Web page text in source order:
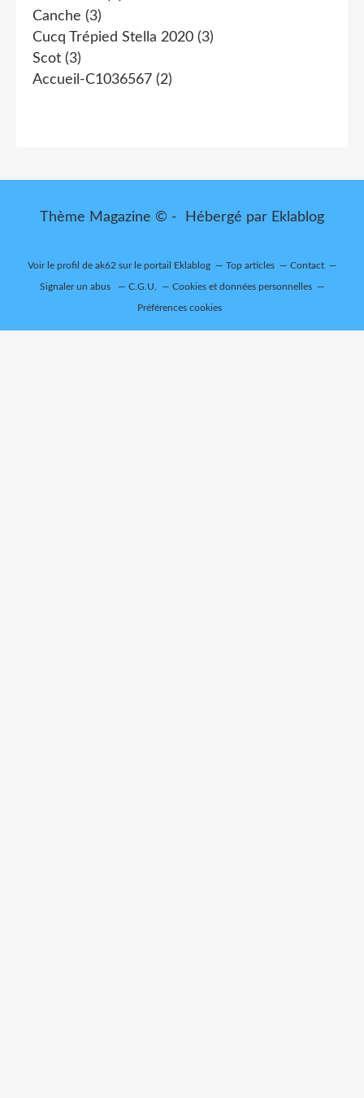
Canche (3)
Cucq Trépied Stella 2020 (3)
Scot (3)
Accueil-C1036567 (2)
Thème Magazine © - Hébergé par Eklablog
Voir le profil de ak62 sur le portail Eklablog Top articles Contact
Signaler un abus C.G.U. Cookies et données personnelles
Préférences cookies